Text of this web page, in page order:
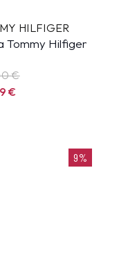
HILFIGER
Tommy Hilfiger
€
€
9%